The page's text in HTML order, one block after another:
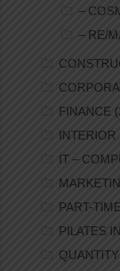
–
– RE/
FINANCE
IT –
PART-TIME
PILATES